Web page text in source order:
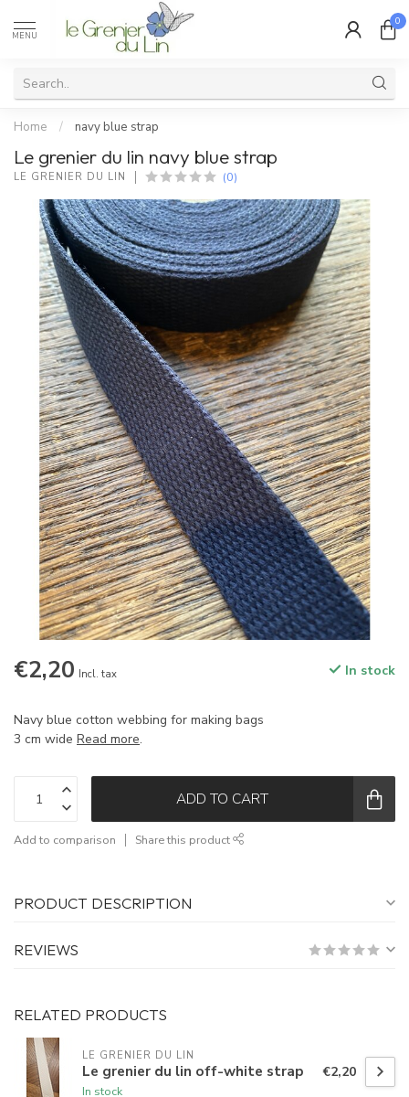
MENU
0
Home / navy blue strap
Le grenier du lin navy blue strap
LE GRENIER DU LIN (0)
€2,20 Incl. tax In stock
Navy blue cotton webbing for making bags
3 cm wide Read more.
ADD TO CART
Add to comparison Share this product
PRODUCT DESCRIPTION
REVIEWS
RELATED PRODUCTS
LE GRENIER DU LIN
Le grenier du lin off-white strap
In stock
€2,20